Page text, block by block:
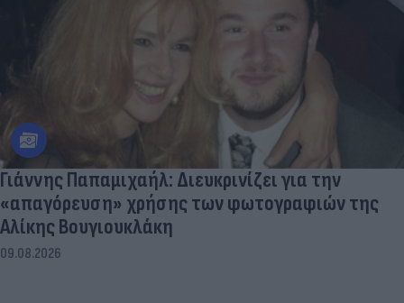
Γιάννης Παπαμιχαήλ: Διευκρινίζει για την
«απαγόρευση» χρήσης των φωτογραφιών της
Αλίκης Βουγιουκλάκη
09.08.2026